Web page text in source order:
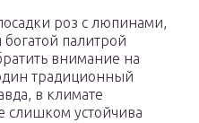
роз с люпинами,
богатой палитрой
внимание на
традиционный
в климате
слишком устойчива